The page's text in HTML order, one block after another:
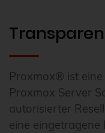
Proxmox® ist
Proxmox Server
autorisierter
eine eingetragene